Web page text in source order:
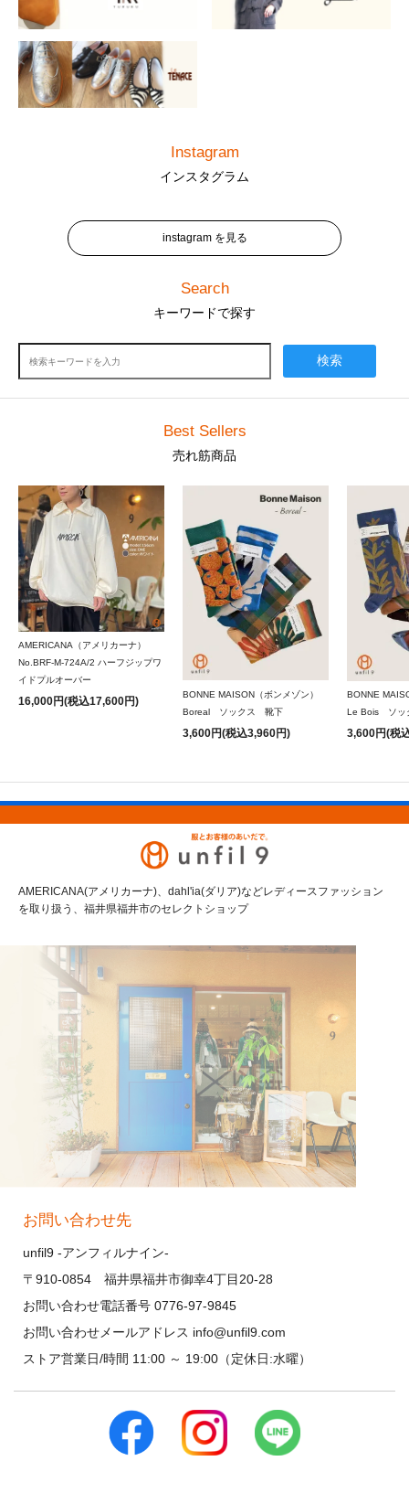
Instagram
インスタグラム
instagram を見る
Search
キーワードで探す
検索
Best Sellers
売れ筋商品
AMERICANA（アメリカーナ）
No.BRF-M-724A/2 ハーフジップワ
イドプルオーバー
16,000円(税込17,600円)
BONNE MAISON（ボンメゾン）
Boreal ソックス 靴下
3,600円(税込3,960円)
BONNE
Le Bois ソッ
3,600円(税
AMERICANA(アメリカーナ)、dahl'ia(ダリア)などレディースファッション
を取り扱う、福井県福井市のセレクトショップ
お問い合わせ先
unfil9 -アンフィルナイン-
〒910-0854 福井県福井市御幸4丁目20-28
お問い合わせ電話番号 0776-97-9845
お問い合わせメールアドレス info@unfil9.com
ストア営業日/時間 11:00 ～ 19:00（定休日:水曜）